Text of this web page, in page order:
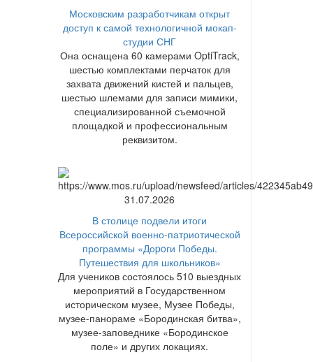
Московским разработчикам открыт
доступ к самой технологичной мокап-
студии СНГ
Она оснащена 60 камерами OptiTrack,
шестью комплектами перчаток для
захвата движений кистей и пальцев,
шестью шлемами для записи мимики,
специализированной съемочной
площадкой и профессиональным
реквизитом.
31.07.2026
В столице подвели итоги
Всероссийской военно-патриотической
программы «Доpoги Победы.
Путешествия для школьников»
Для учеников состоялось 510 выездных
мероприятий в Государственном
историческом музее, Музее Победы,
музее-панораме «Бородинская битва»,
музее-заповеднике «Бородинское
поле» и других локациях.